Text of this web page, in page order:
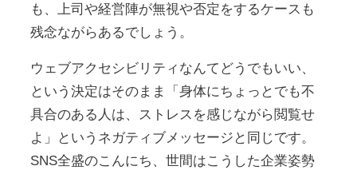
も、上司や経営陣が無視や否定をするケースも
残念ながらあるでしょう。
ウェブアクセシビリティなんてどうでもいい、
という決定はそのまま「身体にちょっとでも不
具合のある人は、ストレスを感じながら閲覧せ
よ」というネガティブメッセージと同じです。
SNS全盛のこんにち、世間はこうした企業姿勢